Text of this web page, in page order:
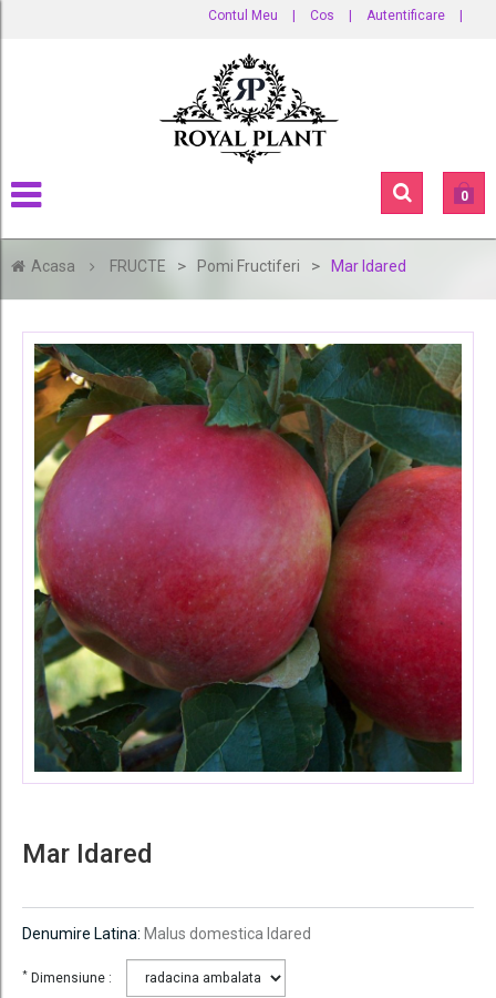
Contul Meu Cos Autentificare
0
Acasa FRUCTE > Pomi Fructiferi > Mar Idared
Mar Idared
Denumire Latina: Malus domestica Idared
* Dimensiune :